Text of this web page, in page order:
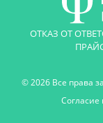
ОТКАЗ ОТ
© 2026 Все права
Согласие